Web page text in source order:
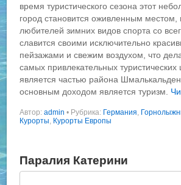
время туристического сезона этот
город становится оживленным местом,
любителей зимних видов спорта со
славится своими исключительно
пейзажами и свежим воздухом, что
самых привлекательных
является частью района
основным доходом является туризм.
Автор:admin • Рубрика: Германия
Курорты Курорты Европы
Паралия Катерини